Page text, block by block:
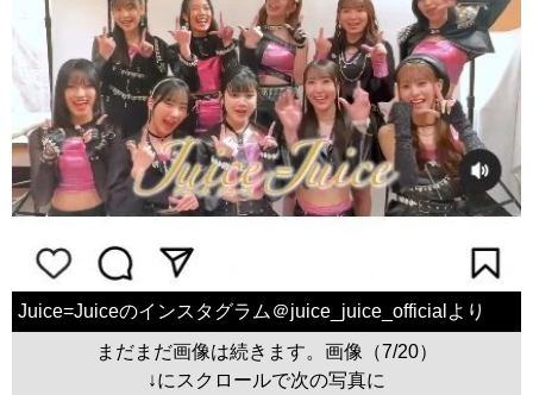
Juice=Juiceのインスタグラム＠juice_juice_officialより
まだまだ画像は続きます。画像（7/20）
↓にスクロールで次の写真に